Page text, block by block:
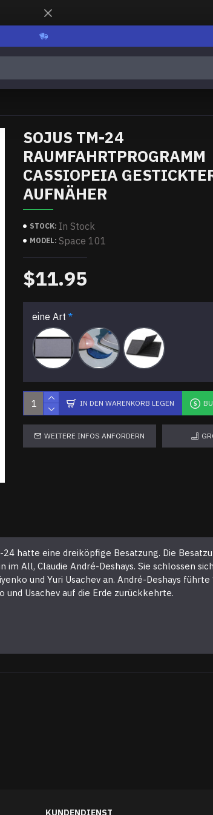
SOJUS TM-24
RAUMFAHRTPROGRAMM
CASSIOPEIA
AUFNÄHER
STOCK: In Stock
MODEL: Space 101
$11.95
eine Art
IN DEN WARENKORB LEGEN
WEITERE INFOS ANFORDERN
hatte eine dreiköpfige Besatzung. Die
All, Claudie André-Deshays. Sie schlossen
und Yuri Usachev an. André-Deshays
Usachev auf die Erde zurückkehrte.
KUNDENDIENST